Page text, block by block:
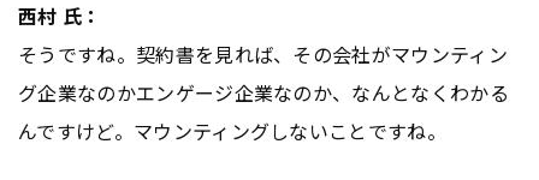
西村 氏：
そうですね。契約書を見れば、その会社がマウンティン
グ企業なのかエンゲージ企業なのか、なんとなくわかる
んですけど。マウンティングしないことですね。